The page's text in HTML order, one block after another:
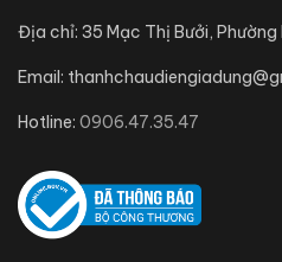
Địa chỉ: 35 Mạc Thị Bưởi,
Email:
Hotline: 0906.47.35.47